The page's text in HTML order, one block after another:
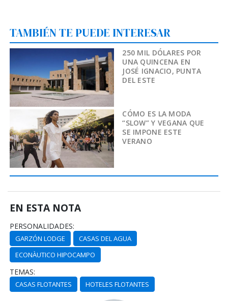
TAMBIÉN TE PUEDE INTERESAR
250 MIL DÓLARES POR
UNA QUINCENA EN
JOSÉ IGNACIO, PUNTA
DEL ESTE
CÓMO ES LA MODA
“SLOW” Y VEGANA QUE
SE IMPONE ESTE
VERANO
EN ESTA NOTA
PERSONALIDADES:
GARZÓN LODGE
CASAS DEL AGUA
ECONÀUTICO HIPOCAMPO
TEMAS:
CASAS FLOTANTES HOTELES FLOTANTES